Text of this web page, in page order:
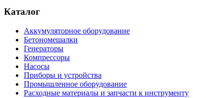
Каталог
Аккумуляторное оборудование
Бетономешалки
Генераторы
Компрессоры
Насосы
Приборы и устройства
Промышленное оборудование
Расходные материалы и запчасти к инструменту